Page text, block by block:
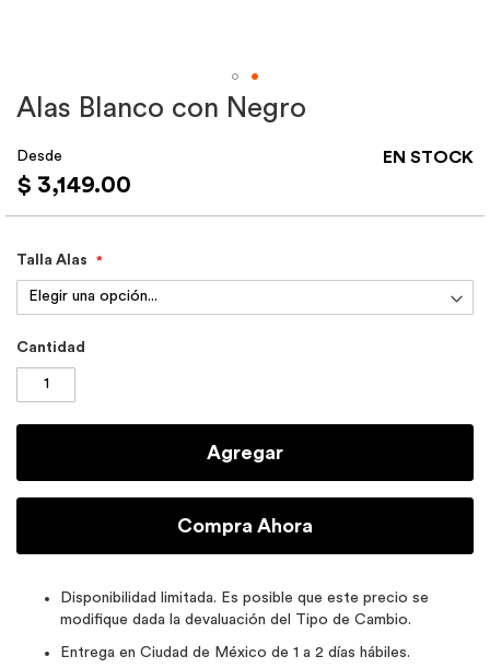
Alas Blanco con Negro
Desde
$ 3,149.00
EN STOCK
Talla Alas
Cantidad
Agregar
Compra Ahora
Disponibilidad limitada. Es posible que este precio se
modifique dada la devaluación del Tipo de Cambio.
Entrega en Ciudad de México de 1 a 2 días hábiles.
Skip
of
gallery